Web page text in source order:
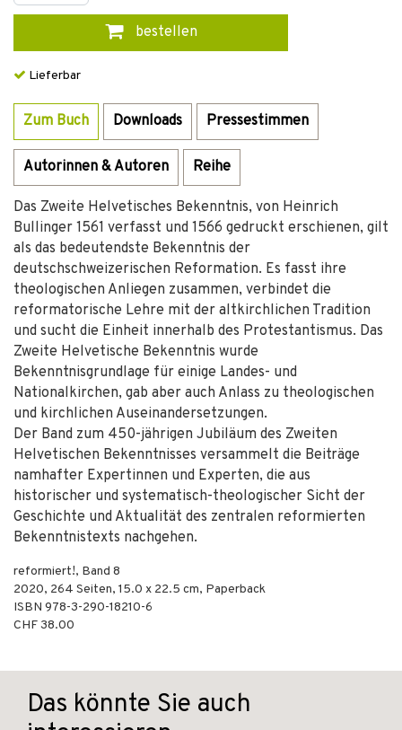
bestellen
Lieferbar
Zum Buch Downloads Pressestimmen
Autorinnen & Autoren Reihe
Das Zweite Helvetisches Bekenntnis, von Heinrich
Bullinger 1561 verfasst und 1566 gedruckt erschienen, gilt
als das bedeutendste Bekenntnis der
deutschschweizerischen Reformation. Es fasst ihre
theologischen Anliegen zusammen, verbindet die
reformatorische Lehre mit der altkirchlichen Tradition
und sucht die Einheit innerhalb des Protestantismus. Das
Zweite Helvetische Bekenntnis wurde
Bekenntnisgrundlage für einige Landes- und
Nationalkirchen, gab aber auch Anlass zu theologischen
und kirchlichen Auseinandersetzungen.
Der Band zum 450-jährigen Jubiläum des Zweiten
Helvetischen Bekenntnisses versammelt die Beiträge
namhafter Expertinnen und Experten, die aus
historischer und systematisch-theologischer Sicht der
Geschichte und Aktualität des zentralen reformierten
Bekenntnistexts nachgehen.
reformiert!, Band 8
2020, 264 Seiten, 15.0 x 22.5 cm, Paperback
ISBN 978-3-290-18210-6
CHF 38.00
Das könnte Sie auch